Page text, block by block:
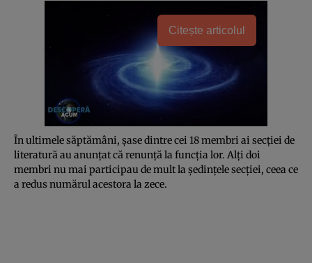
Citește articolul
În ultimele săptămâni, şase dintre cei 18 membri ai secţiei de
literatură au anunţat că renunţă la funcţia lor. Alţi doi
membri nu mai participau de mult la şedinţele secţiei, ceea ce
a redus numărul acestora la zece.